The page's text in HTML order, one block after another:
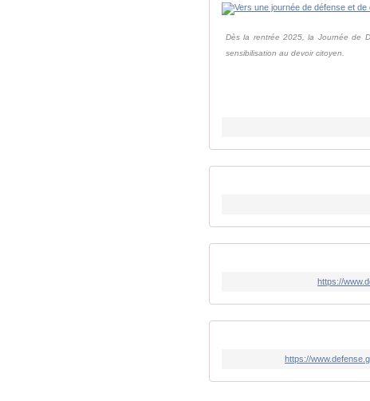
Dès la rentrée 2025, la Journée de
sensibilisation au devoir citoyen.
https://
https://